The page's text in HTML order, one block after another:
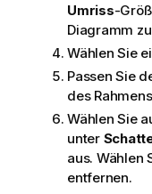
Umriss-
Diagramm
Wählen Sie
Passen Sie
des
Wählen Sie
unter
aus. Wählen
entfernen.